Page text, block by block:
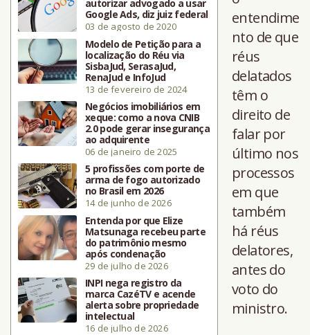
autorizar advogado a usar
Google Ads, diz juiz federal
03 de agosto de 2020
Modelo de Petição para a
localização do Réu via
SisbaJud, SerasaJud,
RenaJud e InfoJud
13 de fevereiro de 2024
Negócios imobiliários em
xeque: como a nova CNIB
2.0 pode gerar insegurança
ao adquirente
06 de janeiro de 2025
5 profissões com porte de
arma de fogo autorizado
no Brasil em 2026
14 de junho de 2026
Entenda por que Elize
Matsunaga recebeu parte
do patrimônio mesmo
após condenação
29 de julho de 2026
INPI nega registro da
marca CazéTV e acende
alerta sobre propriedade
intelectual
16 de julho de 2026
entendime
nto de que
réus
delatados
têm o
direito de
falar por
último nos
processos
em que
também
há réus
delatores,
antes do
voto do
ministro.